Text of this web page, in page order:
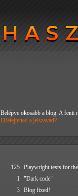
Belépve okosabb a blog. A fenti
Elfelejtetted a jelszavad?
125 Playwright tests for
1
"Dark code"
3 Blog fixed!